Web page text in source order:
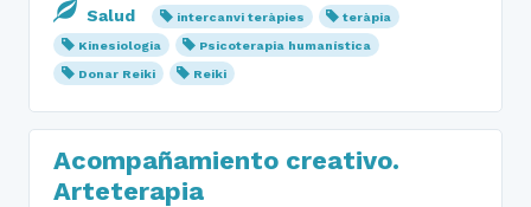
Salud intercanvi teràpies
teràpia
Kinesiologia
Psicoterapia humanística
Donar Reiki
Reiki
Acompañamiento creativo.
Arteterapia